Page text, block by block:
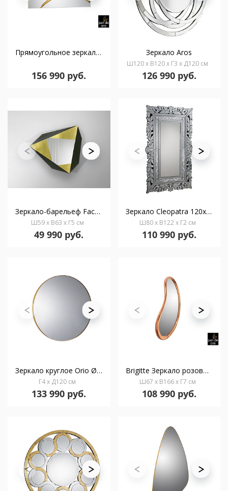
Прямоугольное зеркало Surcos золотое 80X180
156 990 руб.
Зеркало Aros
Ш120 x В120 x Г3 x Д120 см
126 990 руб.
Зеркало-барельеф Facetas золотой/черный
Ш59 x В63 x Г5 см
49 990 руб.
Зеркало Cleopatra 120x78
Ш80 x В122 x Г2 см
110 990 руб.
Зеркало круглое Orio Ø120 золото
Г4 x Д120 см
133 990 руб.
Brigitte Зеркало розовое золото
Ш67 x В166 x Г7 см
108 990 руб.